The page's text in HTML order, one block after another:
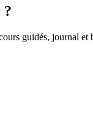
?
guidés, journal et